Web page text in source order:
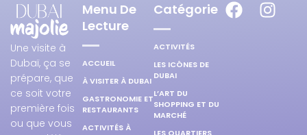
Une visite à
Dubaï, ça se
prépare, que
ce soit votre
première fois
ou que vous
Menu De
Lecture
ACCUEIL
À VISITER À DUBAI
GASTRONOMIE ET
RESTAURANTS
ACTIVITÉS À
Catégorie
ACTIVITÉS
LES ICÔNES DE
DUBAI
L’ART DU
SHOPPING ET DU
MARCHÉ